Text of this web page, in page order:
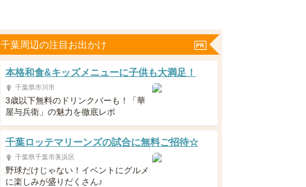
千葉周辺の注目お出かけ
本格和食&キッズメニューに子供も大満足！
千葉県市川市
3歳以下無料のドリンクバーも！「華
屋与兵衛」の魅力を徹底レポ
千葉ロッテマリーンズの試合に無料ご招待☆
千葉県千葉市美浜区
野球だけじゃない！イベントにグルメ
に楽しみが盛りだくさん♪